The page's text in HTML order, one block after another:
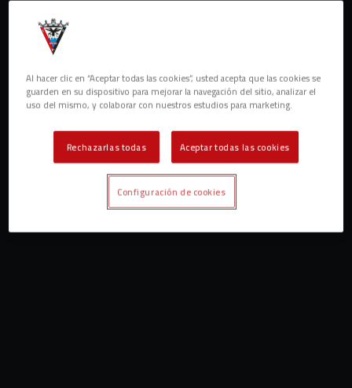
Al hacer clic en “Aceptar todas las cookies”, usted acepta que las cookies se
guarden en su dispositivo para mejorar la navegación del sitio, analizar el
uso del mismo, y colaborar con nuestros estudios para marketing.
Rechazarlas todas Aceptar todas las cookies
Configuración de cookies